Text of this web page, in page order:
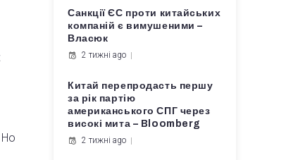
Но
Санкції ЄС проти китайських
компаній є вимушеними –
Власюк
2 тижні ago
Китай перепродасть першу
за рік партію
американського СПГ через
високі мита – Bloomberg
2 тижні ago